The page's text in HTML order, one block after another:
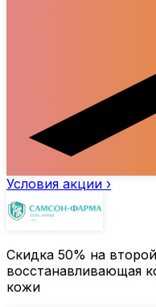
Условия акции ›
Скидка 50% на
восстанавливающая
кожи